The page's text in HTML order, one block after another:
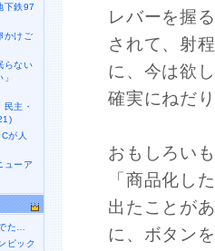
レバーを握
されて、射
に、今は欲
確実にねだ
おもしろい
「商品化し
出たことが
に、ボタン
下鉄97
かけご
らない
主・
が人
ューア
た…
ピック